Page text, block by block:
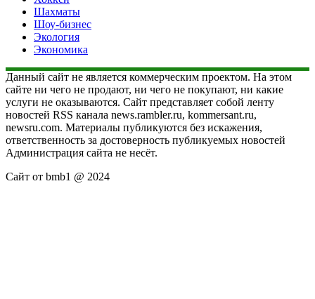
Шахматы
Шоу-бизнес
Экология
Экономика
Данный сайт не является коммерческим проектом. На этом
сайте ни чего не продают, ни чего не покупают, ни какие
услуги не оказываются. Сайт представляет собой ленту
новостей RSS канала news.rambler.ru, kommersant.ru,
newsru.com. Материалы публикуются без искажения,
ответственность за достоверность публикуемых новостей
Администрация сайта не несёт.
Сайт от bmb1 @ 2024